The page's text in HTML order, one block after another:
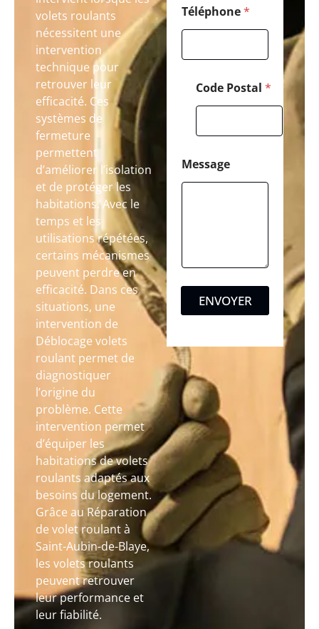
volets roulants
nécessitent une
intervention
technique pour
retrouver leur
efficacité. Ces
systèmes de
fermeture
permettent
d’améliorer l’isolation
et de protéger les
habitations. Avec le
temps et les
utilisations répétées,
certains mécanismes
peuvent perdre en
efficacité. Dans ces
situations, une
intervention de
Déblocage volets
roulant permet de
diagnostiquer
l’origine du
problème. Cette
intervention permet
d’équiper les
habitations de volets
roulants adaptés aux
besoins du logement.
Grâce au Réparation
de volet roulant à
Saint-Aubin-de-Blaye,
les volets roulants
peuvent retrouver
leur performance et
leur fiabilité.
Téléphone*
Code Postal *
Message
ENVOYER